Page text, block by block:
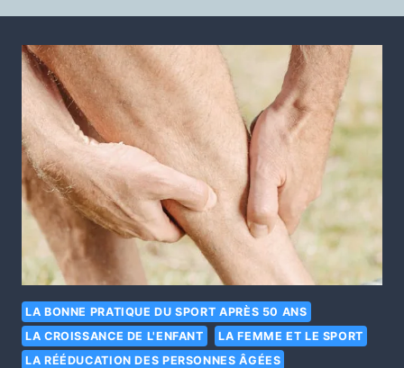
LA BONNE PRATIQUE DU SPORT APRÈS 50 ANS
LA CROISSANCE DE L'ENFANT
LA FEMME ET LE SPORT
LA RÉÉDUCATION DES PERSONNES ÂGÉES